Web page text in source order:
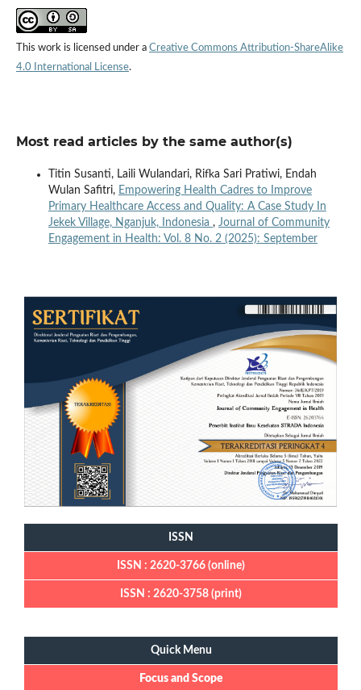
This work is licensed under a Creative Commons Attribution-ShareAlike
4.0 International License.
Most read articles by the same author(s)
Titin Susanti, Laili Wulandari, Rifka Sari Pratiwi, Endah
Wulan Safitri, Empowering Health Cadres to Improve
Primary Healthcare Access and Quality: A Case Study In
Jekek Village, Nganjuk, Indonesia , Journal of Community
Engagement in Health: Vol. 8 No. 2 (2025): September
ISSN
ISSN : 2620-3766 (online)
ISSN : 2620-3758 (print)
Quick Menu
Focus and Scope